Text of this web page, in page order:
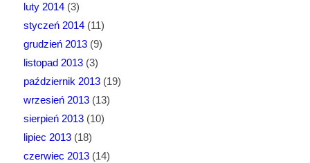
luty 2014(3)
styczeń 2014(11)
grudzień 2013(9)
listopad 2013(3)
październik 2013(19)
wrzesień 2013(13)
sierpień 2013(10)
lipiec 2013(18)
czerwiec 2013(14)